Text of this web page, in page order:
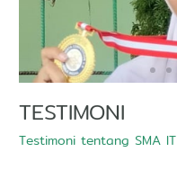
TESTIMONI
Testimoni tentang SMA